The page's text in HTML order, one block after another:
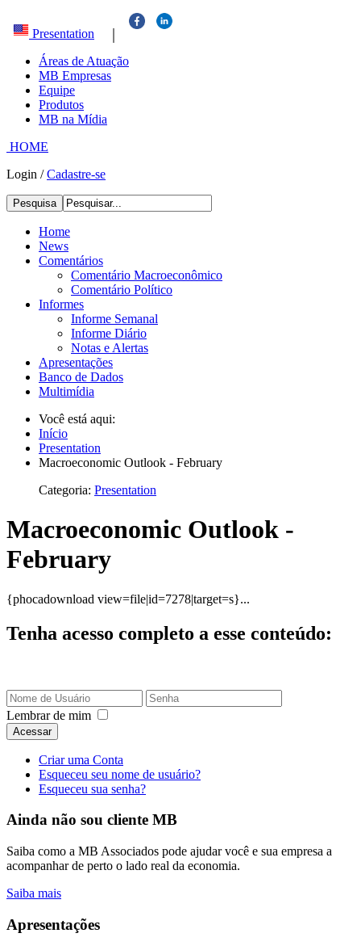
Presentation |
Áreas de Atuação
MB Empresas
Equipe
Produtos
MB na Mídia
HOME
Login /Cadastre-se
Pesquisa
Home
News
Comentários
Comentário Macroeconômico
Comentário Político
Informes
Informe Semanal
Informe Diário
Notas e Alertas
Apresentações
Banco de Dados
Multimídia
Você está aqui:
Início
Presentation
Macroeconomic Outlook - February
Categoria: Presentation
Macroeconomic Outlook -
February
{phocadownload view=file|id=7278|target=s}...
Tenha acesso completo a esse conteúdo:
Lembrar de mim
Acessar
Criar uma Conta
Esqueceu seu nome de usuário?
Esqueceu sua senha?
Ainda não sou cliente MB
Saiba como a MB Associados pode ajudar você e sua empresa a
acompanhar de perto o lado real da economia.
Saiba mais
Apresentações